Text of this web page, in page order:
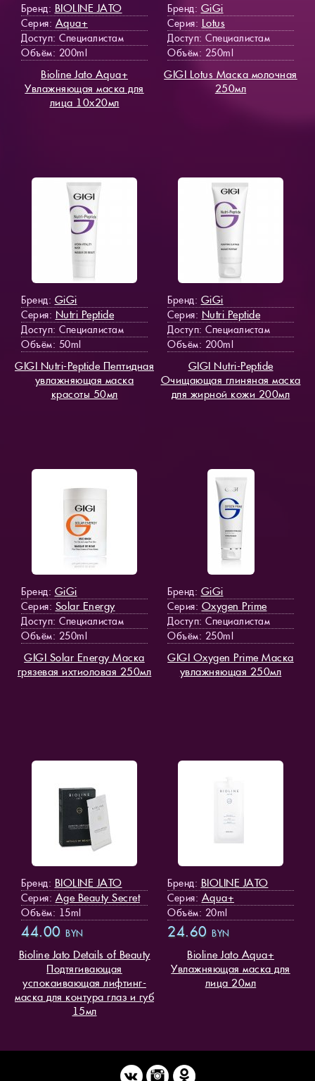
Бренд: BIOLINE JATO
Серия: Aqua+
Доступ: Специалистам
Объём: 200ml
Bioline Jato Aqua+
Увлажняющая маска для
лица 10х20мл
Бренд: GiGi
Серия: Lotus
Доступ: Специалистам
Объём: 250ml
GIGI Lotus Маска молочная
250мл
Бренд: GiGi
Серия: Nutri Peptide
Доступ: Специалистам
Объём: 50ml
GIGI Nutri-Peptide Пептидная
увлажняющая маска
красоты 50мл
Бренд: GiGi
Серия: Nutri Peptide
Доступ: Специалистам
Объём: 200ml
GIGI Nutri-Peptide
Очищающая глиняная маска
для жирной кожи 200мл
Бренд: GiGi
Серия: Solar Energy
Доступ: Специалистам
Объём: 250ml
GIGI Solar Energy Маска
грязевая ихтиоловая 250мл
Бренд: GiGi
Серия: Oxygen Prime
Доступ: Специалистам
Объём: 250ml
GIGI Oxygen Prime Маска
увлажняющая 250мл
Бренд: BIOLINE JATO
Серия: Age Beauty Secret
Объём: 15ml
44.00 BYN
Bioline Jato Details of Beauty
Подтягивающая
успокаивающая лифтинг-
маска для контура глаз и губ
15мл
Бренд: BIOLINE JATO
Серия: Aqua+
Объём: 20ml
24.60 BYN
Bioline Jato Aqua+
Увлажняющая маска для
лица 20мл